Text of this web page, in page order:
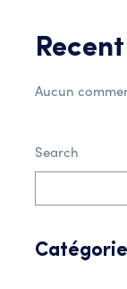
Aucun
Search